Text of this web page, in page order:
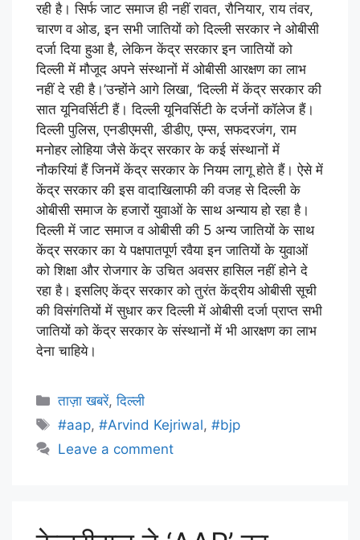
रही है। सिर्फ जाट समाज ही नहीं रावत, रौनियार, राय तंवर,
चारण व ओड, इन सभी जातियों को दिल्ली सरकार ने ओबीसी
दर्जा दिया हुआ है, लेकिन केंद्र सरकार इन जातियों को
दिल्ली में मौजूद अपने संस्थानों में ओबीसी आरक्षण का लाभ
नहीं दे रही है।’उन्होंने आगे लिखा, ‘दिल्ली में केंद्र सरकार की
सात यूनिवर्सिटी हैं। दिल्ली यूनिवर्सिटी के दर्जनों कॉलेज हैं।
दिल्ली पुलिस, एनडीएमसी, डीडीए, एम्स, सफदरजंग, राम
मनोहर लोहिया जैसे केंद्र सरकार के कई संस्थानों में
नौकरियां हैं जिनमें केंद्र सरकार के नियम लागू होते हैं। ऐसे में
केंद्र सरकार की इस वादाखिलाफी की वजह से दिल्ली के
ओबीसी समाज के हजारों युवाओं के साथ अन्याय हो रहा है।
दिल्ली में जाट समाज व ओबीसी की 5 अन्य जातियों के साथ
केंद्र सरकार का ये पक्षपातपूर्ण रवैया इन जातियों के युवाओं
को शिक्षा और रोजगार के उचित अवसर हासिल नहीं होने दे
रहा है। इसलिए केंद्र सरकार को तुरंत केंद्रीय ओबीसी सूची
की विसंगतियों में सुधार कर दिल्ली में ओबीसी दर्जा प्राप्त सभी
जातियों को केंद्र सरकार के संस्थानों में भी आरक्षण का लाभ
देना चाहिये।
ताज़ा खबरें,दिल्ली
#aap,#Arvind Kejriwal,#bjp
Leave a comment